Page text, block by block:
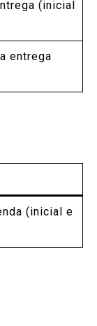
(inicial
entrega
(inicial e